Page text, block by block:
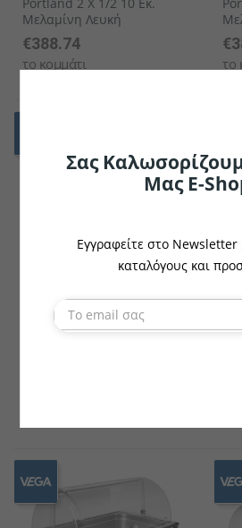
Μελαμίνη Λευκή
€388.74
το κομμάτι το
Ψυχόμενη Βιτρίνα
Σας
Μας E-
Εγγραφείτε στο Newsletter
καταλόγους και